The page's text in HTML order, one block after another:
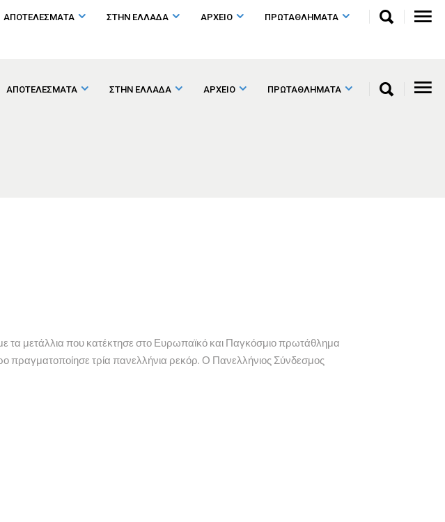
ΑΠΟΤΕΛΕΣΜΑΤΑ ΣΤΗΝ ΕΛΛΑΔΑ ΑΡΧΕΙΟ ΠΡΩΤΑΘΛΗΜΑΤΑ
ΑΠΟΤΕΛΕΣΜΑΤΑ ΣΤΗΝ ΕΛΛΑΔΑ ΑΡΧΕΙΟ ΠΡΩΤΑΘΛΗΜΑΤΑ
τα μετάλλια που κατέκτησε στο Ευρωπαϊκό και Παγκόσμιο πρωτάθλημα
τρία πανελλήνια ρεκόρ. Ο Πανελλήνιος Σύνδεσμος